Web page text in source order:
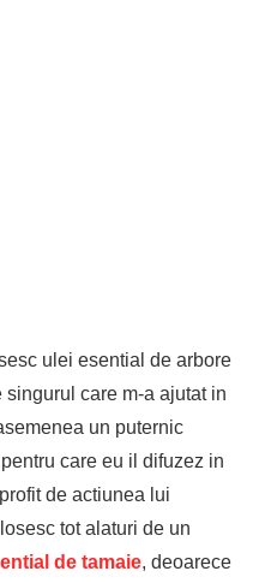
ulei esential de arbore
care m-a ajutat in
un puternic
care eu il difuzez in
de actiunea lui
tot alaturi de un
de tamaie, deoarece